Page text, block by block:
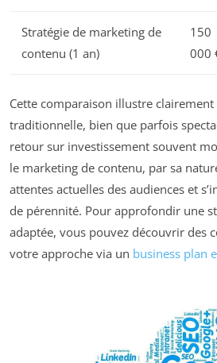
Stratégie de marketing de
contenu (1 an)
150
000
Cette comparaison illustre
traditionnelle, bien que parfois
retour sur investissement souvent
le marketing de contenu, par sa
attentes actuelles des audiences et
de pérennité. Pour approfondir une
adaptée, vous pouvez découvrir des
votre approche via un business plan